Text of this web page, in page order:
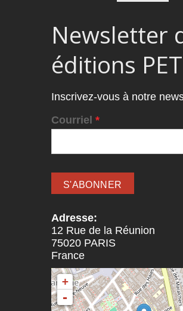
Newsletter
éditions
Inscrivez-vous à notre
Courriel *
Adresse:
12 Rue de la Réunion
75020 PARIS
France
+
-